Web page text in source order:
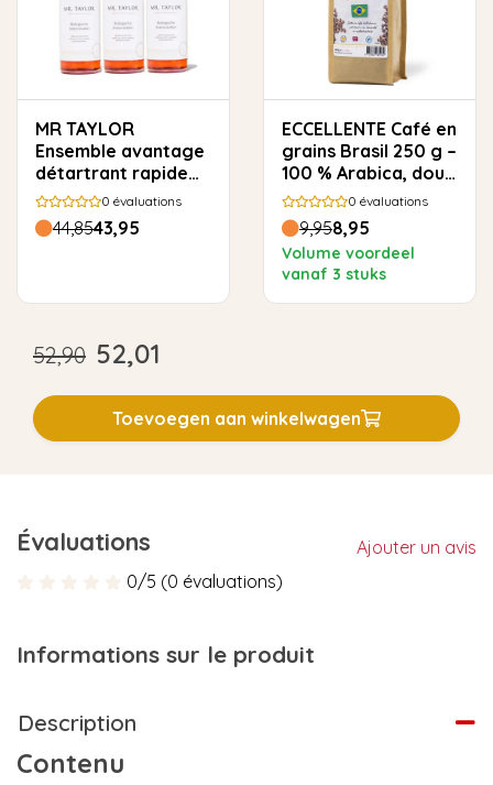
MR TAYLOR
Ensemble avantage
détartrant rapide
biologique
0 évaluations
44,8543,95
ECCELLENTE Café en
grains Brasil 250 g –
100 % Arabica, doux
et rond 0 évaluations
9,958,95
Volume voordeel
vanaf 3 stuks
52,90 52,01
Toevoegen aan winkelwagen
Évaluations
Ajouter un avis
0/5 (0 évaluations)
Informations sur le produit
Description
Contenu